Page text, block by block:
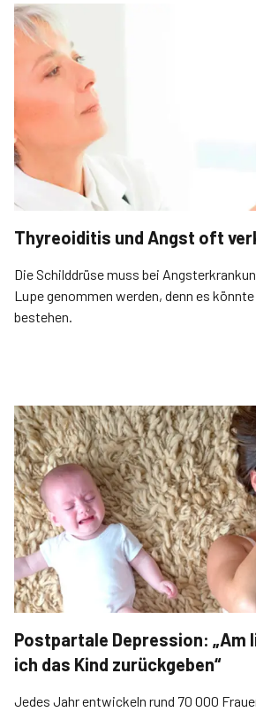
Thyreoiditis und Angst oft
Die Schilddrüse muss bei
Lupe genommen werden, denn es
bestehen.
Postpartale Depression: „Am
ich das Kind zurückgeben“
Jedes Jahr entwickeln rund 70 000